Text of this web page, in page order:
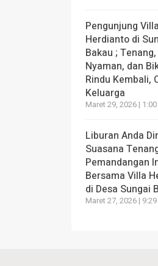
Pengunjung Villa
Herdianto di
Bakau ; Tenang,
Nyaman, dan
Rindu Kembali,
Keluarga
Maret 29, 2026 |
Liburan Anda
Suasana
Pemandangan
Bersama Villa
di Desa Sungai
Maret 27, 2026 |